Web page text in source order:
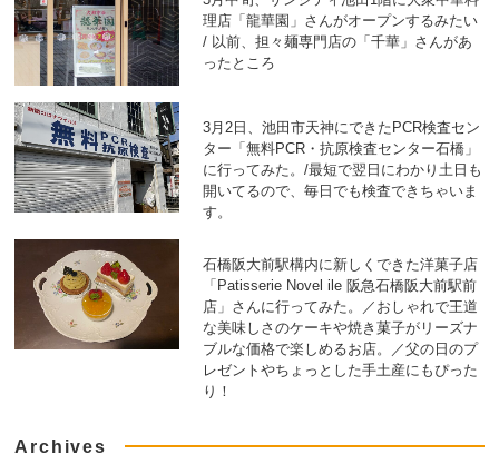
理店「龍華園」さんがオープンするみたい
/ 以前、担々麺専門店の「千華」さんがあ
ったところ
3月2日、池田市天神にできたPCR検査セン
ター「無料PCR・抗原検査センター石橋」
に行ってみた。/最短で翌日にわかり土日も
開いてるので、毎日でも検査できちゃいま
す。
石橋阪大前駅構内に新しくできた洋菓子店
「Patisserie Novel ile 阪急石橋阪大前駅前
店」さんに行ってみた。／おしゃれで王道
な美味しさのケーキや焼き菓子がリーズナ
ブルな価格で楽しめるお店。／父の日のプ
レゼントやちょっとした手土産にもぴった
り！
Archives